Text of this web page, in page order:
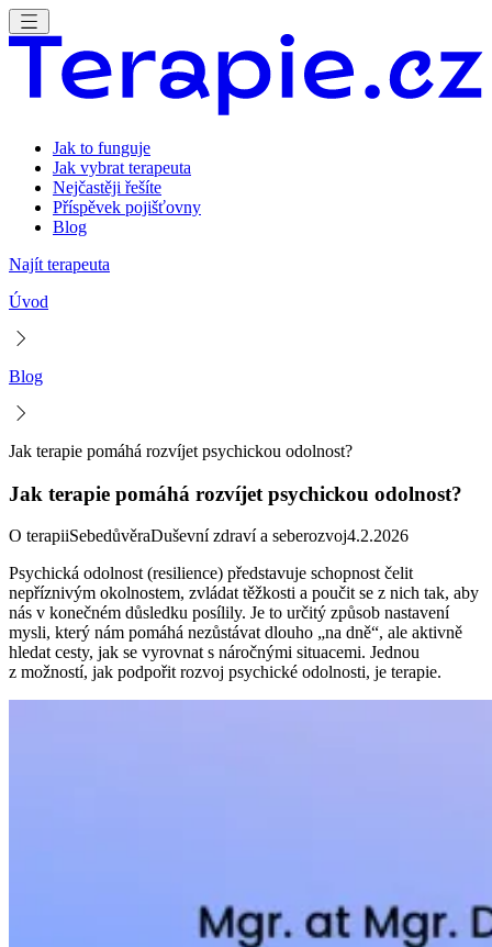
Jak to funguje
Jak vybrat terapeuta
Nejčastěji řešíte
Příspěvek pojišťovny
Blog
Najít terapeuta
Úvod
Blog
Jak terapie pomáhá rozvíjet psychickou odolnost?
Jak terapie pomáhá rozvíjet psychickou odolnost?
O terapiiSebedůvěraDuševní zdraví a seberozvoj4.2.2026
Psychická odolnost (resilience) představuje schopnost čelit
nepříznivým okolnostem, zvládat těžkosti a poučit se z nich tak, aby
nás v konečném důsledku posílily. Je to určitý způsob nastavení
mysli, který nám pomáhá nezůstávat dlouho „na dně“, ale aktivně
hledat cesty, jak se vyrovnat s náročnými situacemi. Jednou
z možností, jak podpořit rozvoj psychické odolnosti, je terapie.